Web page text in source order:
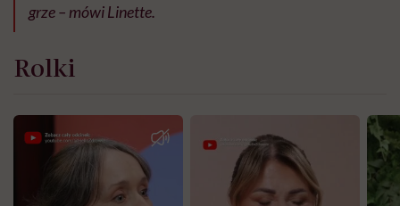
grze – mówi Linette.
Rolki